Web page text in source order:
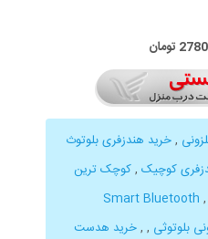
تومان
,خرید هندزفری بلوتوث
کوچیک ,کوچک ترین
,
Smart Bluetooth
بلوتوثی ,
,خرید هدست